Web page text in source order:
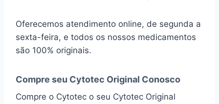
Oferecemos atendimento online, de segunda a
sexta-feira, e todos os nossos medicamentos
são 100% originais.
Compre seu Cytotec Original Conosco
Compre o Cytotec o seu Cytotec Original